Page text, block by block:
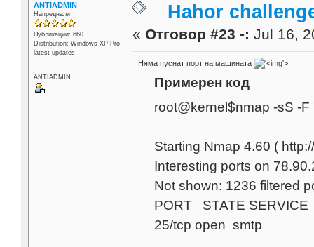
ANTIADMIN
Напреднали
Публикации: 660
Distribution: Windows XP Pro
latest updates
ANTIADMIN
Hahor
« Отговор #23 -: Jul 16,
Няма пуснат порт на машината '>
Примерен код
root@kernel$nmap -sS -
Starting Nmap 4.60 (
Interesting ports on
Not shown: 1236 filtered
PORT STATE SERVICE
25/tcp open smtp